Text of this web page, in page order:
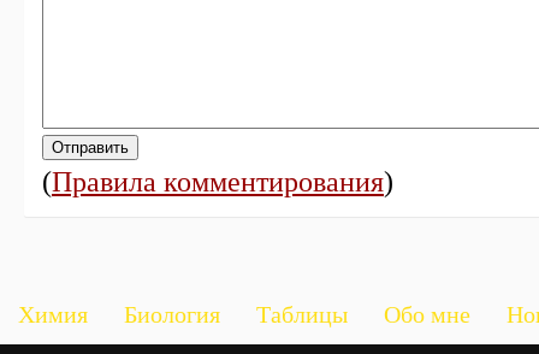
(Правила комментирования)
Химия Биология Таблицы Обо мне